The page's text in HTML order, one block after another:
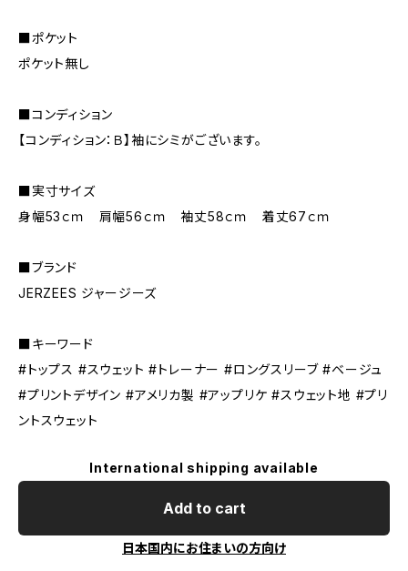
■ポケット
ポケット無し
■コンディション
【コンディション：Ｂ】袖にシミがございます。
■実寸サイズ
身幅53ｃｍ 肩幅56ｃｍ 袖丈58ｃｍ 着丈67ｃｍ
■ブランド
JERZEES ジャージーズ
■キーワード
#トップス #スウェット #トレーナー #ロングスリーブ #ベージュ
#プリントデザイン #アメリカ製 #アップリケ #スウェット地 #プリ
ントスウェット
International shipping available
Add to cart
日本国内にお住まいの方向け